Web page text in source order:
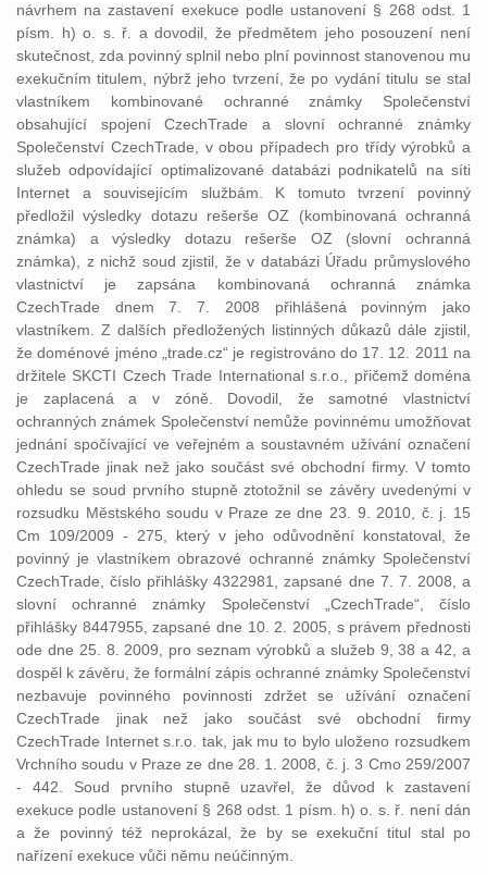
návrhem na zastavení exekuce podle ustanovení § 268 odst. 1
písm. h) o. s. ř. a dovodil, že předmětem jeho posouzení není
skutečnost, zda povinný splnil nebo plní povinnost stanovenou mu
exekučním titulem, nýbrž jeho tvrzení, že po vydání titulu se stal
vlastníkem kombinované ochranné známky Společenství
obsahující spojení CzechTrade a slovní ochranné známky
Společenství CzechTrade, v obou případech pro třídy výrobků a
služeb odpovídající optimalizované databázi podnikatelů na síti
Internet a souvisejícím službám. K tomuto tvrzení povinný
předložil výsledky dotazu rešerše OZ (kombinovaná ochranná
známka) a výsledky dotazu rešerše OZ (slovní ochranná
známka), z nichž soud zjistil, že v databázi Úřadu průmyslového
vlastnictví je zapsána kombinovaná ochranná známka
CzechTrade dnem 7. 7. 2008 přihlášená povinným jako
vlastníkem. Z dalších předložených listinných důkazů dále zjistil,
že doménové jméno „trade.cz“ je registrováno do 17. 12. 2011 na
držitele SKCTI Czech Trade International s.r.o., přičemž doména
je zaplacená a v zóně. Dovodil, že samotné vlastnictví
ochranných známek Společenství nemůže povinnému umožňovat
jednání spočívající ve veřejném a soustavném užívání označení
CzechTrade jinak než jako součást své obchodní firmy. V tomto
ohledu se soud prvního stupně ztotožnil se závěry uvedenými v
rozsudku Městského soudu v Praze ze dne 23. 9. 2010, č. j. 15
Cm 109/2009 - 275, který v jeho odůvodnění konstatoval, že
povinný je vlastníkem obrazové ochranné známky Společenství
CzechTrade, číslo přihlášky 4322981, zapsané dne 7. 7. 2008, a
slovní ochranné známky Společenství „CzechTrade“, číslo
přihlášky 8447955, zapsané dne 10. 2. 2005, s právem přednosti
ode dne 25. 8. 2009, pro seznam výrobků a služeb 9, 38 a 42, a
dospěl k závěru, že formální zápis ochranné známky Společenství
nezbavuje povinného povinnosti zdržet se užívání označení
CzechTrade jinak než jako součást své obchodní firmy
CzechTrade Internet s.r.o. tak, jak mu to bylo uloženo rozsudkem
Vrchního soudu v Praze ze dne 28. 1. 2008, č. j. 3 Cmo 259/2007
- 442. Soud prvního stupně uzavřel, že důvod k zastavení
exekuce podle ustanovení § 268 odst. 1 písm. h) o. s. ř. není dán
a že povinný též neprokázal, že by se exekuční titul stal po
nařízení exekuce vůči němu neúčinným.